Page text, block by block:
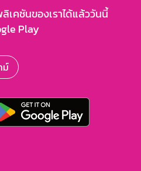
เคชันของเราได้แล้ววันนี้
Play
ม์